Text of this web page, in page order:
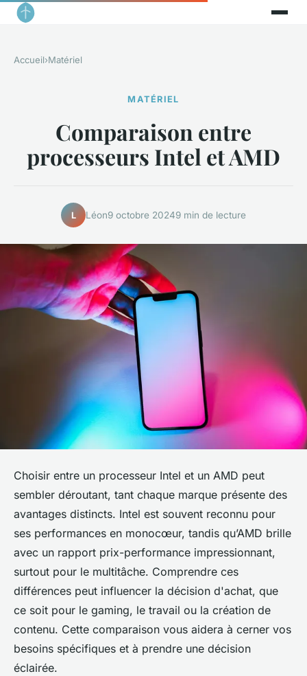
Accueil›Matériel
MATÉRIEL
Comparaison entre
processeurs Intel et AMD
L Léon9 octobre 20249 min de lecture
Choisir entre un processeur Intel et un AMD peut
sembler déroutant, tant chaque marque présente des
avantages distincts. Intel est souvent reconnu pour
ses performances en monocœur, tandis qu’AMD brille
avec un rapport prix-performance impressionnant,
surtout pour le multitâche. Comprendre ces
différences peut influencer la décision d'achat, que
ce soit pour le gaming, le travail ou la création de
contenu. Cette comparaison vous aidera à cerner vos
besoins spécifiques et à prendre une décision
éclairée.